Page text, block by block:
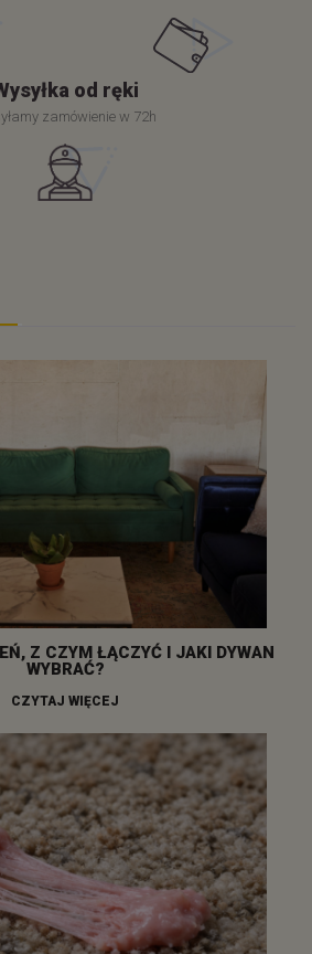
od ręki
zamówienie w 72h
Z CZYM ŁĄCZYĆ I JAKI DYWAN
WYBRAĆ?
CZYTAJ WIĘCEJ